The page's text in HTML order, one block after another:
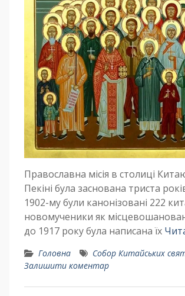
Православна місія в столиці
Пекіні була заснована триста
1902-му були канонізовані 222
новомученики як
до 1917 року була написана їх
Головна
Собор Китайських
Залишити коментар